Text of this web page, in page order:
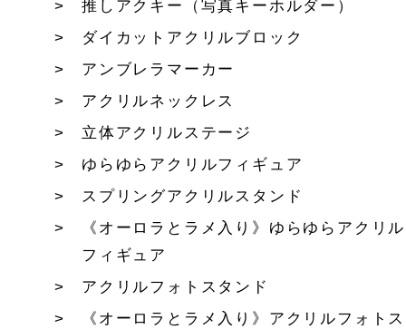
推しアクキー（写真キーホルダー）
ダイカットアクリルブロック
アンブレラマーカー
アクリルネックレス
立体アクリルステージ
ゆらゆらアクリルフィギュア
スプリングアクリルスタンド
《オーロラとラメ入り》ゆらゆらアクリル
フィギュア
アクリルフォトスタンド
《オーロラとラメ入り》アクリルフォトス